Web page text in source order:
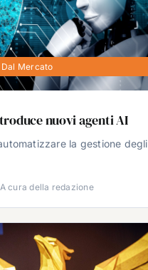
Dal Mercato
nuovi agenti AI
la gestione degli
A cura della redazione